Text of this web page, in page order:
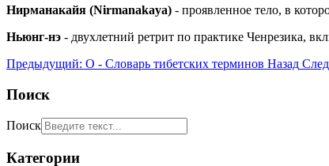
Нирманакайя (Nirmanakaya) - проявленное тело, в
Ньюнг-нэ - двухлетний ретрит по практике Ченрезика,
Предыдущий: О - Словарь тибетских терминов Назад
Поиск
Поиск
Категории